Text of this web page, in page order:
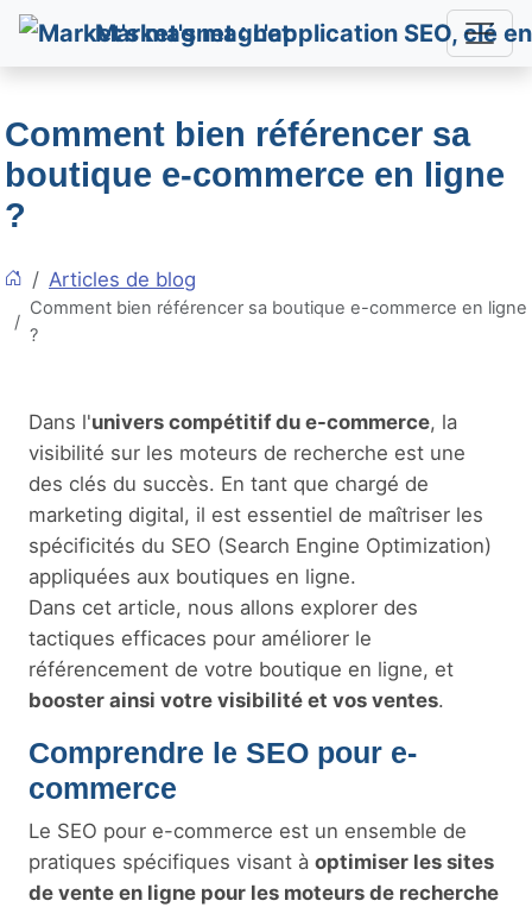
Market's magnet
Comment bien référencer sa
boutique e-commerce en ligne
?
Articles de blog
Comment bien référencer sa boutique e-commerce en ligne
?
Dans l'univers compétitif du e-commerce, la
visibilité sur les moteurs de recherche est une
des clés du succès. En tant que chargé de
marketing digital, il est essentiel de maîtriser les
spécificités du SEO (Search Engine Optimization)
appliquées aux boutiques en ligne.
Dans cet article, nous allons explorer des
tactiques efficaces pour améliorer le
référencement de votre boutique en ligne, et
booster ainsi votre visibilité et vos ventes.
Comprendre le SEO pour e-
commerce
Le SEO pour e-commerce est un ensemble de
pratiques spécifiques visant à optimiser les sites
de vente en ligne pour les moteurs de recherche